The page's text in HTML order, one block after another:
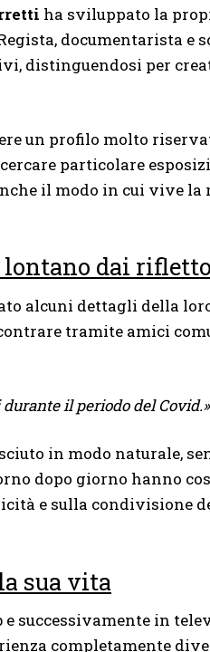
ha sviluppato la
documentarista e
distinguendosi per
un profilo molto
particolare
il modo in cui vive la
lontano dai
alcuni dettagli della
tramite amici
il periodo del Covid.»
in modo naturale,
dopo giorno hanno
e sulla condivisione
sua vita
e successivamente in
completamente